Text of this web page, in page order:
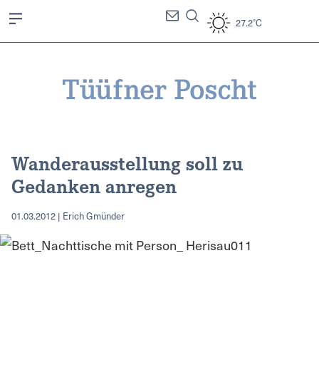
27.2°C
Wanderausstellung soll zu
Gedanken anregen
01.03.2012 | Erich Gmünder